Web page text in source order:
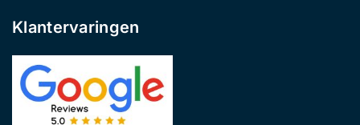
Klantervaringen